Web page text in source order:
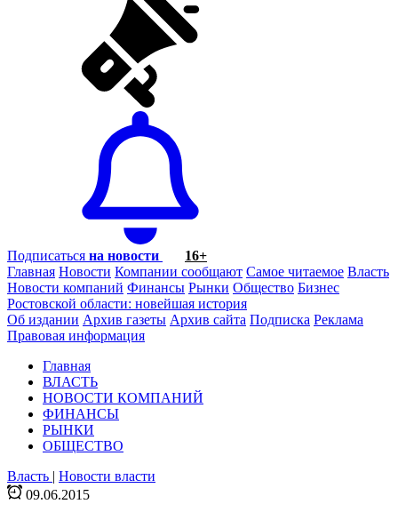
Подписаться на новости
16+
Главная Новости Компании сообщают Самое читаемое Власть
Новости компаний Финансы Рынки Общество Бизнес
Ростовской области: новейшая история
Об издании Архив газеты Архив сайта Подписка Реклама
Правовая информация
Главная
ВЛАСТЬ
НОВОСТИ КОМПАНИЙ
ФИНАНСЫ
РЫНКИ
ОБЩЕСТВО
Власть | Новости власти
09.06.2015